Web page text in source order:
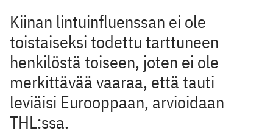
Kiinan lintuinfluenssan ei ole
toistaiseksi todettu tarttuneen
henkilöstä toiseen, joten ei ole
merkittävää vaaraa, että tauti
leviäisi Eurooppaan, arvioidaan
THL:ssa.